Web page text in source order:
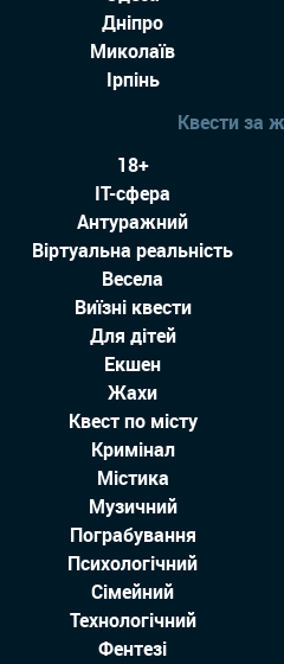
Дніпро
Миколаїв
Ірпінь
Квести за
18+
IT-сфера
Антуражний
Віртуальна реальність
Весела
Виїзні квести
Для дітей
Екшен
Жахи
Квест по місту
Кримінал
Містика
Музичний
Пограбування
Психологічний
Сімейний
Технологiчний
Фентезі